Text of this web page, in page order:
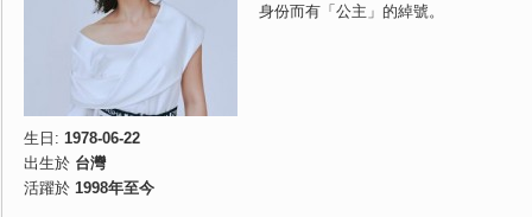
生日: 1978-06-22
出生於 台灣
活躍於 1998年至今
身份而有「公主」的綽號。